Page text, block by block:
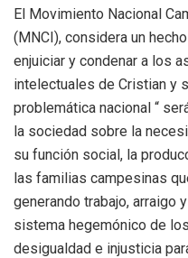
El Movimiento Nacional
(MNCI), considera un
enjuiciar y condenar a los
intelectuales de Cristian y
problemática nacional “
la sociedad sobre la
su función social, la
las familias campesinas
generando trabajo, arraigo
sistema hegemónico de
desigualdad e injusticia